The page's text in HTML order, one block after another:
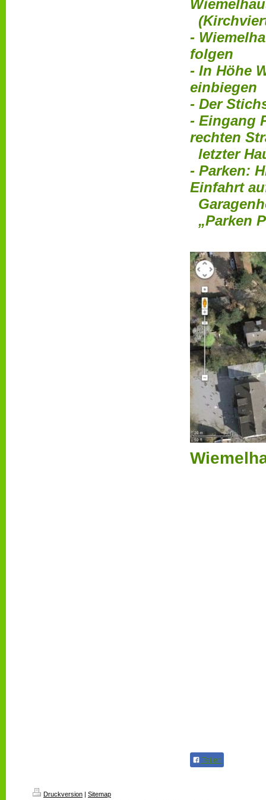
-
folgen
- In Höhe
einbiegen
- Der
- Eingang
rechten
letzter
- Parken:
Einfahrt
„Parken
Teilen
Druckversion
Sitemap